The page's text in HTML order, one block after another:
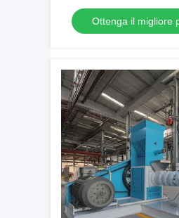
la produzione su larga
Ottenga il migliore